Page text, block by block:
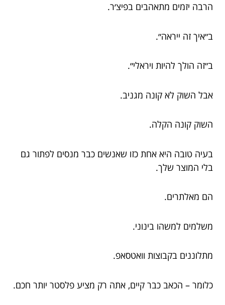
הרבה יזמים מתאהבים בפיצ׳ר.
ב״איך זה ייראה״.
ב״זה הולך להיות ויראלי״.
אבל השוק לא קונה מגניב.
השוק קונה הקלה.
בעיה טובה היא אחת כזו שאנשים כבר מנסים לפתור גם
בלי המוצר שלך.
הם מאלתרים.
משלמים למשהו בינוני.
מתלוננים בקבוצות וואטסאפ.
כלומר – הכאב כבר קיים, אתה רק מציע פלסטר יותר חכם.